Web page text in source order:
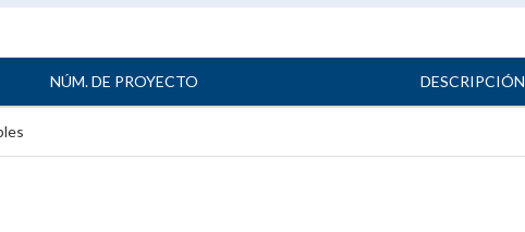
NÚM. DE PROYECTO DESCRIPCIÓN